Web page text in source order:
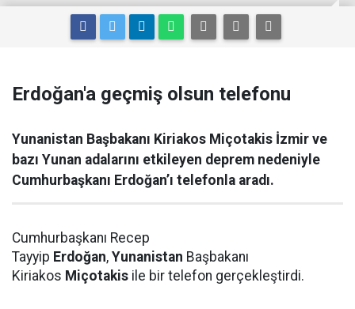
Erdoğan'a geçmiş olsun telefonu
Yunanistan Başbakanı Kiriakos Miçotakis İzmir ve
bazı Yunan adalarını etkileyen deprem nedeniyle
Cumhurbaşkanı Erdoğan’ı telefonla aradı.
Cumhurbaşkanı Recep
Tayyip Erdoğan, Yunanistan Başbakanı
Kiriakos Miçotakis ile bir telefon gerçekleştirdi.